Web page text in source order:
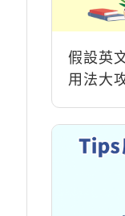
假設英
用法大